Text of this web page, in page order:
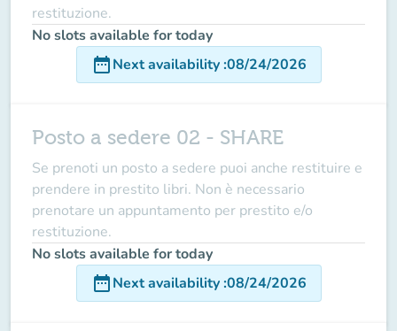
restituzione.
No slots available for today
date_rangeNext availability:08/24/2026
Posto a sedere 02 - SHARE
Se prenoti un posto a sedere puoi anche restituire e
prendere in prestito libri. Non è necessario
prenotare un appuntamento per prestito e/o
restituzione.
No slots available for today
date_rangeNext availability:08/24/2026